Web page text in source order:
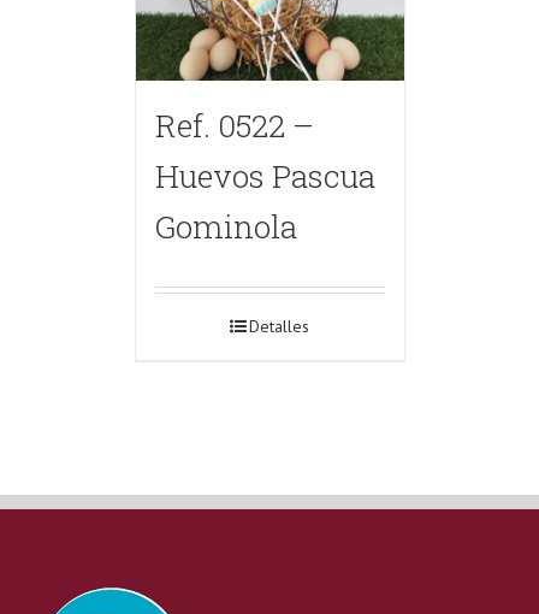
Ref. 0522 –
Huevos Pascua
Gominola
Detalles